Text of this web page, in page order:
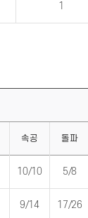
1
속공 돌파
10/10 5/8
9/14 17/26